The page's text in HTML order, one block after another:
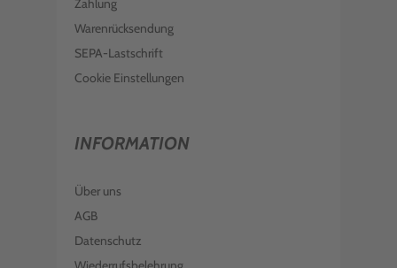
Zahlung
Warenrücksendung
SEPA-Lastschrift
Cookie Einstellungen
INFORMATION
Über uns
AGB
Datenschutz